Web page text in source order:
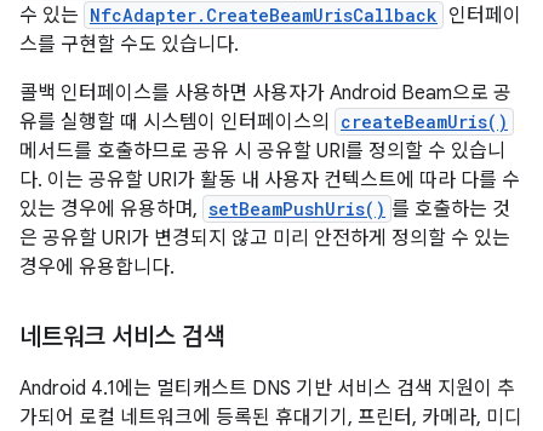
수 있는 NfcAdapter.CreateBeamUrisCallback 인터페이
스를 구현할 수도 있습니다.
콜백 인터페이스를 사용하면 사용자가 Android Beam으로 공
유를 실행할 때 시스템이 인터페이스의
createBeamUris()
메서드를 호출하므로 공유 시 공유할 URI를 정의할 수 있습니
다. 이는 공유할 URI가 활동 내 사용자 컨텍스트에 따라 다를 수
있는 경우에 유용하며, setBeamPushUris() 를 호출하는 것
은 공유할 URI가 변경되지 않고 미리 안전하게 정의할 수 있는
경우에 유용합니다.
네트워크 서비스 검색
Android 4.1에는 멀티캐스트 DNS 기반 서비스 검색 지원이 추
가되어 로컬 네트워크에 등록된 휴대기기, 프린터, 카메라, 미디